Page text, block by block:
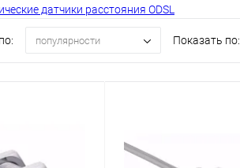
датчики расстояния ODSL
популярности Показать по: